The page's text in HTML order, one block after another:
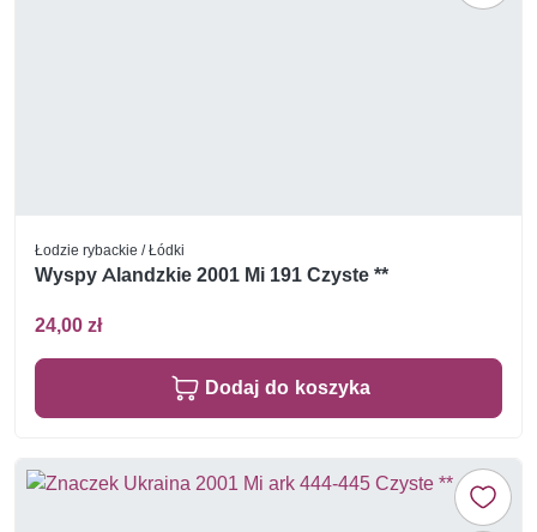
Łodzie rybackie / Łódki
Wyspy Alandzkie 2001 Mi 191 Czyste **
24,00 zł
Dodaj do koszyka